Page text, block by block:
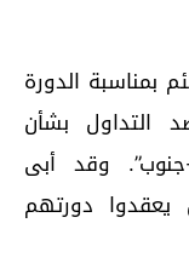
بمناسبة الدورة
التداول بشأن
وقد أبى
يعقدوا دورتهم